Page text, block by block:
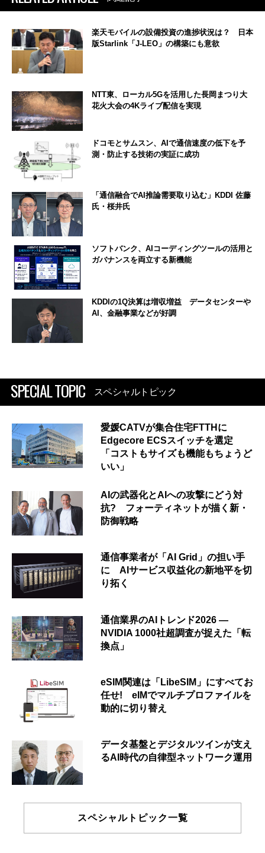
楽天モバイルの設備投資の進捗状況は？ 日本
版Starlink「J-LEO」の構築にも意欲
NTT東、ローカル5Gを活用した長岡まつり大
花火大会の4Kライブ配信を実現
ドコモとサムスン、AIで通信速度の低下を予
測・防止する技術の実証に成功
「通信融合でAI推論需要取り込む」KDDI 佐藤
氏・桜井氏
ソフトバンク、AIコーディングツールの活用と
ガバナンスを両立する新機能
KDDIの1Q決算は増収増益 データセンターや
AI、金融事業などが好調
SPECIAL TOPIC スペシャルトピック
愛媛CATVが集合住宅FTTHに
Edgecore ECSスイッチを選定
「コストもサイズも機能もちょうど
いい」
AIの武器化とAIへの攻撃にどう対
抗? フォーティネットが描く新・
防御戦略
通信事業者が「AI Grid」の担い手
に AIサービス収益化の新地平を切
り拓く
通信業界のAIトレンド2026 ―
NVIDIA 1000社超調査が捉えた「転
換点」
eSIM関連は「LibeSIM」にすべてお
任せ! eIMでマルチプロファイルを
動的に切り替え
データ基盤とデジタルツインが支え
るAI時代の自律型ネットワーク運用
スペシャルトピック一覧